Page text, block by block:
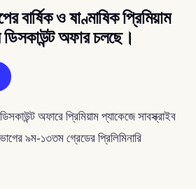
ও ষাণ্মাষিক প্রিমিয়াম
অফার চলছে।
অফারে প্রিমিয়াম প্যাকেজে সাবস্ক্রাইব
৯ম-১৩তম গ্রেডের প্রিলিমিনারি